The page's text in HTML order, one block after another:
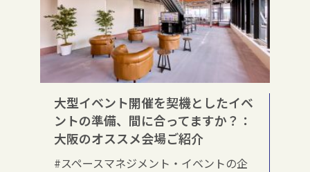
大型イベント開催を契機としたイベ
ントの準備、間に合ってますか？：
大阪のオススメ会場ご紹介
#スペースマネジメント・イベントの企